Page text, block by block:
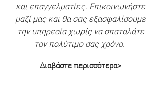
και επαγγελματίες. Επικοινωνήστε
μαζί μας και θα σας εξασφαλίσουμε
την υπηρεσία χωρίς να σπαταλάτε
τον πολύτιμο σας χρόνο.
Διαβάστε περισσότερα>